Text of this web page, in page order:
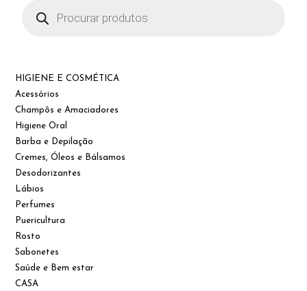
search
HIGIENE E COSMÉTICA
Acessórios
Champôs e Amaciadores
Higiene Oral
Barba e Depilação
Cremes, Óleos e Bálsamos
Desodorizantes
Lábios
Perfumes
Puericultura
Rosto
Sabonetes
Saúde e Bem estar
CASA